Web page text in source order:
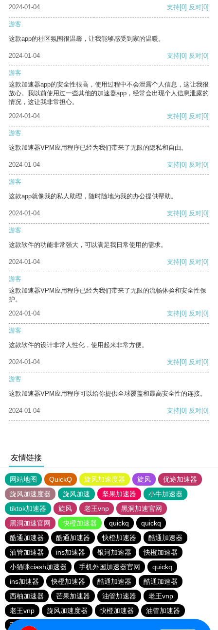
2024-01-04
支持[0] 反对[0]
游客
这款app的社区氛围很温馨，让我能够感受到家的温暖。
2024-01-04 支持[0] 反对[0]
游客
这款加速器app的安全性很高，使用过程中不会泄露个人信息，这让我很
放心。我以前使用过一些其他的加速器app，经常会出现个人信息泄露的
情况，这让我非常担心。
2024-01-04
支持[0] 反对[0]
游客
这款加速器VPM应用程序已经为我们带来了无限的隐私和自由。
2024-01-04 支持[0] 反对[0]
游客
这款app就像我的私人助理，随时随地为我的办公提供帮助。
2024-01-04 支持[0] 反对[0]
游客
这款软件的功能非常强大，可以满足我日常使用的需求。
2024-01-04 支持[0] 反对[0]
游客
这款加速器VPM应用程序已经为我们带来了无限的流畅体验和安全性保
护。
2024-01-04
支持[0] 反对[0]
游客
这款软件的设计非常人性化，使用起来非常方便。
2024-01-04 支持[0] 反对[0]
游客
这款加速器VPM应用程序可以给你提供全球覆盖和最高安全性的连接。
2024-01-04 支持[0] 反对[0]
友情链接
网站地图 QuickQ 旋风加速度器 旋风
优途加速器
旋风加速度器
旋风加速 坚果加速器
小牛加速器
tiktok加速器
旋风 老王vnp
黑洞加速官网
黑洞加速官网
快橙加速器 quickq
quickq
酷通加速器
酷通加速器 快橙加速器
酷通加速器
油管加速器
ins加速器 银河加速器
快橙加速器
小猫咪ciash加速器
手机外国加速器官网
quickq
ins加速器
快橙加速器 酷通加速器
酷通加速器
西柚加速器
芒果加速器 油管加速器
老王vnp
老王vnp
旋风加速度器 快橙加速器
油管加速器
西柚加速器